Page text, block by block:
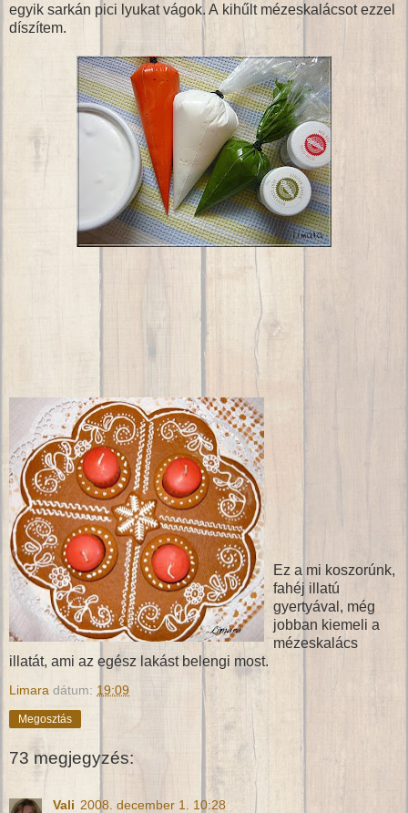
egyik sarkán pici lyukat vágok. A kihűlt mézeskalácsot ezzel
díszítem.
Ez a mi koszorúnk,
fahéj illatú
gyertyával, még
jobban kiemeli a
mézeskalács
illatát, ami az egész lakást belengi most.
Limara dátum: 19:09
Megosztás
73 megjegyzés:
Vali 2008. december 1. 10:28